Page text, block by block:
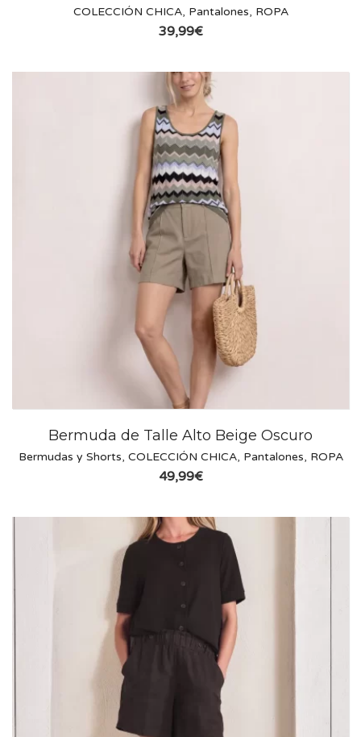
COLECCIÓN CHICA, Pantalones, ROPA
39,99€
Bermuda de Talle Alto Beige Oscuro
Bermudas y Shorts, COLECCIÓN CHICA, Pantalones, ROPA
49,99€